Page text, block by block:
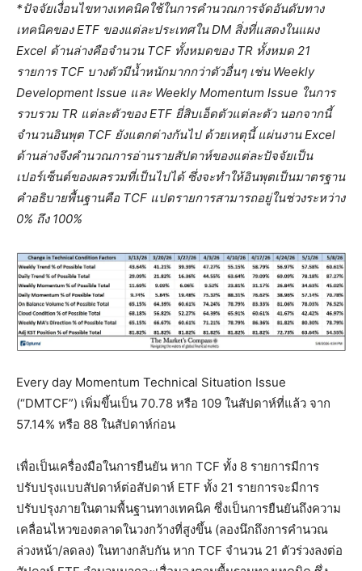
*ปัจจัยเงื่อนไขทางเทคนิคใช้ในการคำนวณการจัดอันดับทาง
เทคนิคของ ETF ของแต่ละประเทศใน DM สิ่งที่แสดงในแผง
Excel ด้านล่างคือจำนวน TCF ทั้งหมดของ TR ทั้งหมด 21
รายการ TCF บางตัวมีน้ำหนักมากกว่าตัวอื่นๆ เช่น Weekly
Development Issue และ Weekly Momentum Issue ในการ
รวบรวม TR แต่ละตัวของ ETF ยี่สิบเอ็ดตัวแต่ละตัว นอกจากนี้
จำนวนอินพุต TCF ยังแตกต่างกันไป ด้วยเหตุนี้ แผ่นงาน Excel
ด้านล่างจึงคำนวณการอ่านรายสัปดาห์ของแต่ละปัจจัยเป็น
เปอร์เซ็นต์ของผลรวมที่เป็นไปได้ ซึ่งจะทำให้อินพุตเป็นมาตรฐาน
คำอธิบายพื้นฐานคือ TCF แปดรายการสามารถอยู่ในช่วงระหว่าง
0% ถึง 100%
Every day Momentum Technical Situation Issue
(“DMTCF”) เพิ่มขึ้นเป็น 70.78 หรือ 109 ในสัปดาห์ที่แล้ว จาก
57.14% หรือ 88 ในสัปดาห์ก่อน
เพื่อเป็นเครื่องมือในการยืนยัน หาก TCF ทั้ง 8 รายการมีการ
ปรับปรุงแบบสัปดาห์ต่อสัปดาห์ ETF ทั้ง 21 รายการจะมีการ
ปรับปรุงภายในตามพื้นฐานทางเทคนิค ซึ่งเป็นการยืนยันถึงความ
เคลื่อนไหวของตลาดในวงกว้างที่สูงขึ้น (ลองนึกถึงการคำนวณ
ล่วงหน้า/ลดลง) ในทางกลับกัน หาก TCF จำนวน 21 ตัวร่วงลงต่อ